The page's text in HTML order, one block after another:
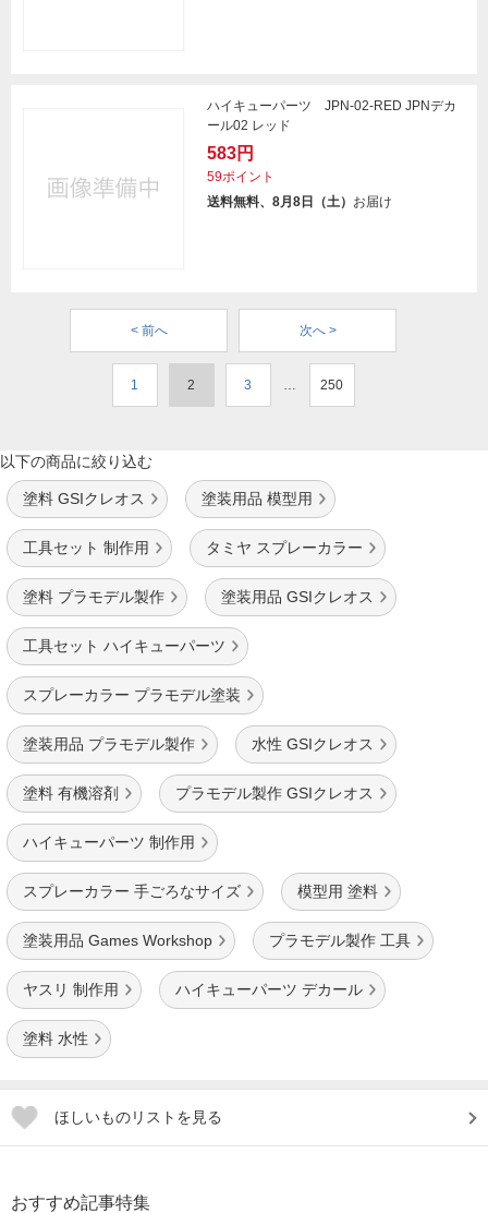
ハイキューパーツ JPN-02-RED JPNデカ
ール02 レッド
583円
59ポイント
送料無料、8月8日（土） お届け
< 前へ 次へ >
1 2 3 … 250
以下の商品に絞り込む
塗料 GSIクレオス 塗装用品 模型用
工具セット 制作用 タミヤ スプレーカラー
塗料 プラモデル製作 塗装用品 GSIクレオス
工具セット ハイキューパーツ
スプレーカラー プラモデル塗装
塗装用品 プラモデル製作 水性 GSIクレオス
塗料 有機溶剤 プラモデル製作 GSIクレオス
ハイキューパーツ 制作用
スプレーカラー 手ごろなサイズ 模型用 塗料
塗装用品 Games Workshop プラモデル製作 工具
ヤスリ 制作用 ハイキューパーツ デカール
塗料 水性
ほしいものリストを見る
おすすめ記事特集